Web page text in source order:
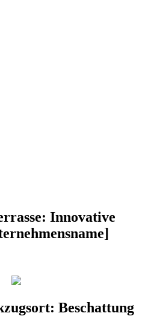
Innovative
Beschattung